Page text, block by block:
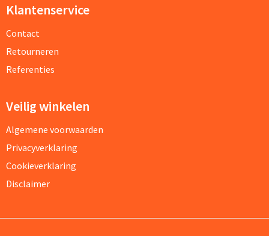
Klantenservice
Contact
Retourneren
Referenties
Veilig winkelen
Algemene voorwaarden
Privacyverklaring
Cookieverklaring
Disclaimer